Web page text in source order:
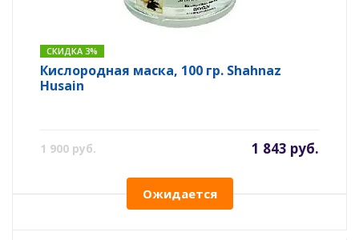
СКИДКА 3%
Кислородная маска, 100 гр. Shahnaz
Husain
1 900 руб. 1 843 руб.
Ожидается